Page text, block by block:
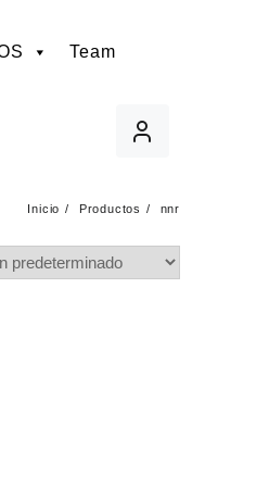
Team
Inicio Productos nnr